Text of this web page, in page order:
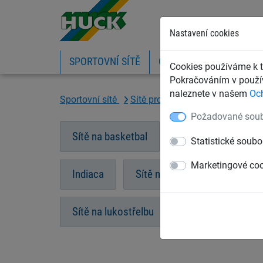
Nastavení cookies
Cookies používáme k
Pokračováním v
naleznete v našem
Požadované
Statistické
Marketingové
SPORTOVNÍ SÍTĚ OCHRANNÉ SÍTĚ A
Sportovní sítě Sítě pro ostatní sporty Sítě
Sítě na basketbal Sítě na nohejbal
Indiaca Sítě na zakrytí pískoviště
Sítě na lukostřelbu